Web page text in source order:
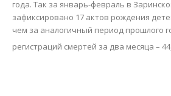
года. Так за январь-февраль в
зафиксировано 17 актов рождения
чем за аналогичный период прошлого
регистраций смертей за два месяца –